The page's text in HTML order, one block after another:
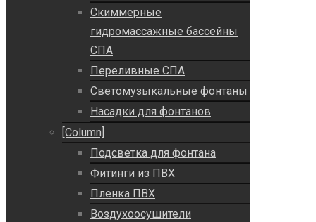
Скиммерные
гидромассажные бассейны
СПА
Переливные СПА
Светомузыкальные фонтаны
Насадки для фонтанов
[Column]
Подсветка для фонтана
Фитинги из ПВХ
Пленка ПВХ
Воздухоосушители